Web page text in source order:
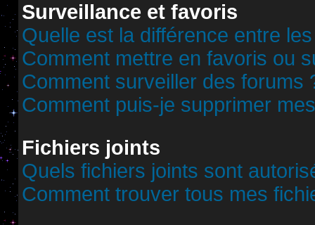
Surveillance et favoris
Quelle est la différence entre
Comment mettre en favoris ou
Comment surveiller des forums
Comment puis-je supprimer
Fichiers joints
Quels fichiers joints sont
Comment trouver tous mes